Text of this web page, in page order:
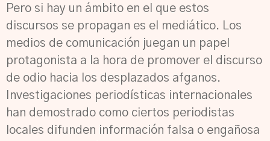
Pero si hay un ámbito en el que estos
discursos se propagan es el mediático. Los
medios de comunicación juegan un papel
protagonista a la hora de promover el discurso
de odio hacia los desplazados afganos.
Investigaciones periodísticas internacionales
han demostrado como ciertos periodistas
locales difunden información falsa o engañosa